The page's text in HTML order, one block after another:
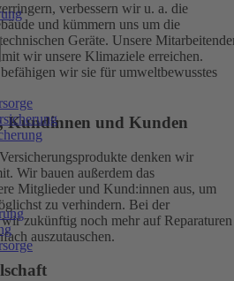
verbessern wir u. a. die
und kümmern uns um die
Geräte. Unsere
wir unsere Klimaziele erreichen.
befähigen wir sie für umweltbewusstes
Kundinnen und Kunden
denken wir
Wir bauen außerdem das
Mitglieder und Kund:innen aus, um
zu verhindern. Bei der
zukünftig noch mehr auf Reparaturen
auszutauschen.